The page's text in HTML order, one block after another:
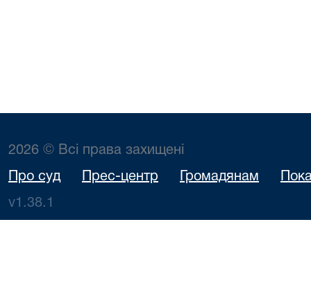
2026 © Всі права захищені
Про суд Прес-центр Громадянам
v1.38.1